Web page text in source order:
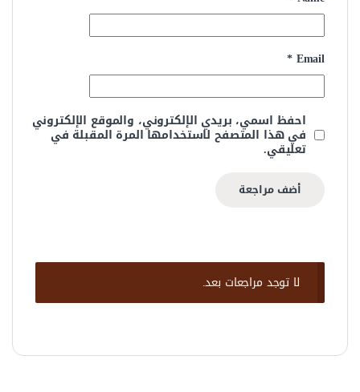
Email
*
احفظ اسمي، بريدي الإلكتروني، والموقع الإلكتروني
في هذا المتصفح لاستخدامها المرة المقبلة في
تعليقي.
لا توجد مراجعات بعد.